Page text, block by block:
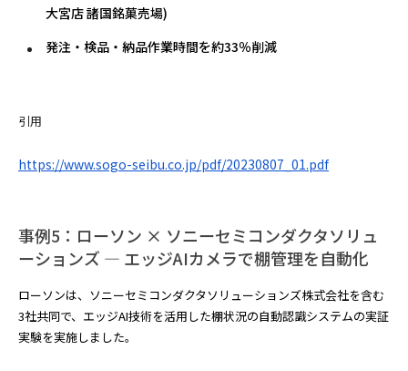
大宮店 諸国銘菓売場)
発注・検品・納品作業時間を約33％削減
引用
https://www.sogo-seibu.co.jp/pdf/20230807_01.pdf
事例5：ローソン × ソニーセミコンダクタソリュ
ーションズ — エッジAIカメラで棚管理を自動化
ローソンは、ソニーセミコンダクタソリューションズ株式会社を含む
3社共同で、エッジAI技術を活用した棚状況の自動認識システムの実証
実験を実施しました。